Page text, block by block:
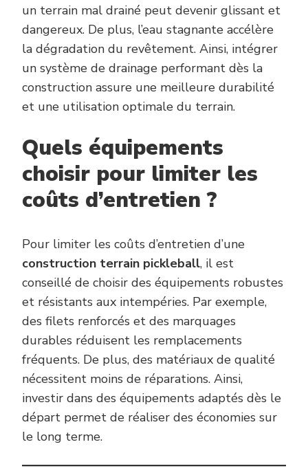
un terrain mal drainé peut devenir glissant et
dangereux. De plus, l’eau stagnante accélère
la dégradation du revêtement. Ainsi, intégrer
un système de drainage performant dès la
construction assure une meilleure durabilité
et une utilisation optimale du terrain.
Quels équipements
choisir pour limiter les
coûts d’entretien ?
Pour limiter les coûts d’entretien d’une
construction terrain pickleball, il est
conseillé de choisir des équipements robustes
et résistants aux intempéries. Par exemple,
des filets renforcés et des marquages
durables réduisent les remplacements
fréquents. De plus, des matériaux de qualité
nécessitent moins de réparations. Ainsi,
investir dans des équipements adaptés dès le
départ permet de réaliser des économies sur
le long terme.